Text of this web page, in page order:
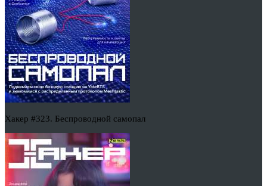
Хакер #323. Беспроводной самопал